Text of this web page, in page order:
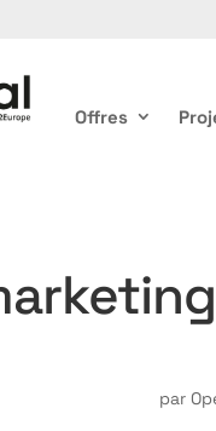
Offres
par